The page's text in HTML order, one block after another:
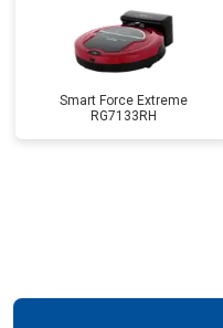
Smart Force Extreme
RG7133RH